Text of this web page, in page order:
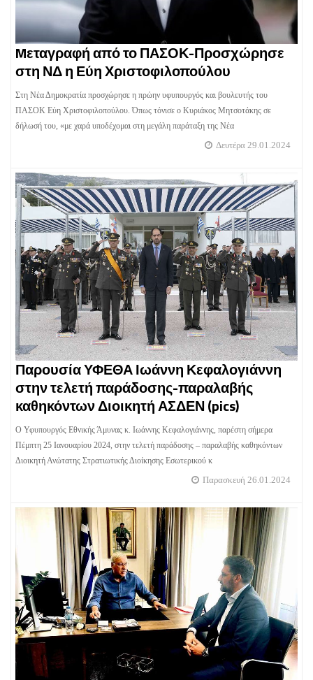
Mεταγραφή από το ΠΑΣΟΚ-Προσχώρησε
στη ΝΔ η Εύη Χριστοφιλοπούλου
Στη Νέα Δημοκρατία προσχώρησε η πρώην υφυπουργός και βουλευτής του
ΠΑΣΟΚ Εύη Χριστοφιλοπούλου. Όπως τόνισε ο Κυριάκος Μητσοτάκης σε
δήλωσή του, «με χαρά υποδέχομαι στη μεγάλη παράταξη της Νέα
Δευτέρα 29.01.2024
Παρουσία ΥΦΕΘΑ Ιωάννη Κεφαλογιάννη
στην τελετή παράδοσης-παραλαβής
καθηκόντων Διοικητή ΑΣΔΕΝ (pics)
Ο Υφυπουργός Εθνικής Άμυνας κ. Ιωάννης Κεφαλογιάννης, παρέστη σήμερα
Πέμπτη 25 Ιανουαρίου 2024, στην τελετή παράδοσης – παραλαβής καθηκόντων
Διοικητή Ανώτατης Στρατιωτικής Διοίκησης Εσωτερικού κ
Παρασκευή 26.01.2024